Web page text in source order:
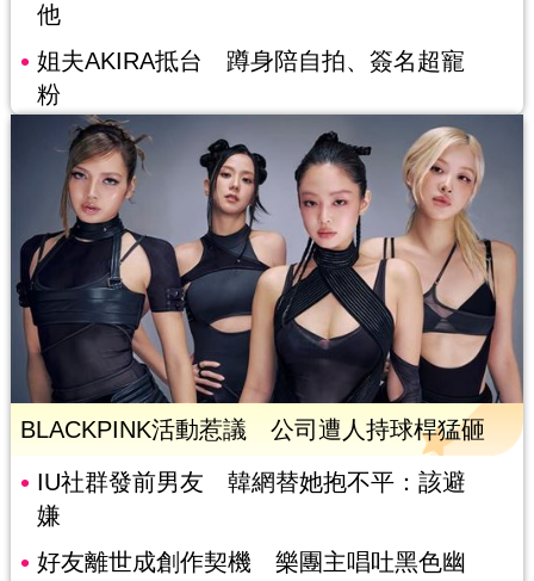
他
姐夫AKIRA抵台 蹲身陪自拍、簽名超寵
粉
BLACKPINK活動惹議 公司遭人持球桿猛砸
IU社群發前男友 韓網替她抱不平：該避
嫌
好友離世成創作契機 樂團主唱吐黑色幽